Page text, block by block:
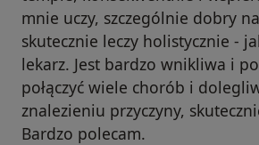
mnie uczy, szczególnie dobry
skutecznie leczy holistycznie -
lekarz. Jest bardzo wnikliwa i
połączyć wiele chorób i
znalezieniu przyczyny,
Bardzo polecam.